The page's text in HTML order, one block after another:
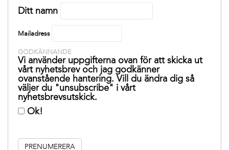
Ditt namn
Mailadress
GODKÄNNANDE
Vi använder uppgifterna ovan för att skicka ut
vårt nyhetsbrev och jag godkänner
ovanstående hantering. Vill du ändra dig så
väljer du "unsubscribe" i vårt
nyhetsbrevsutskick.
Ok!